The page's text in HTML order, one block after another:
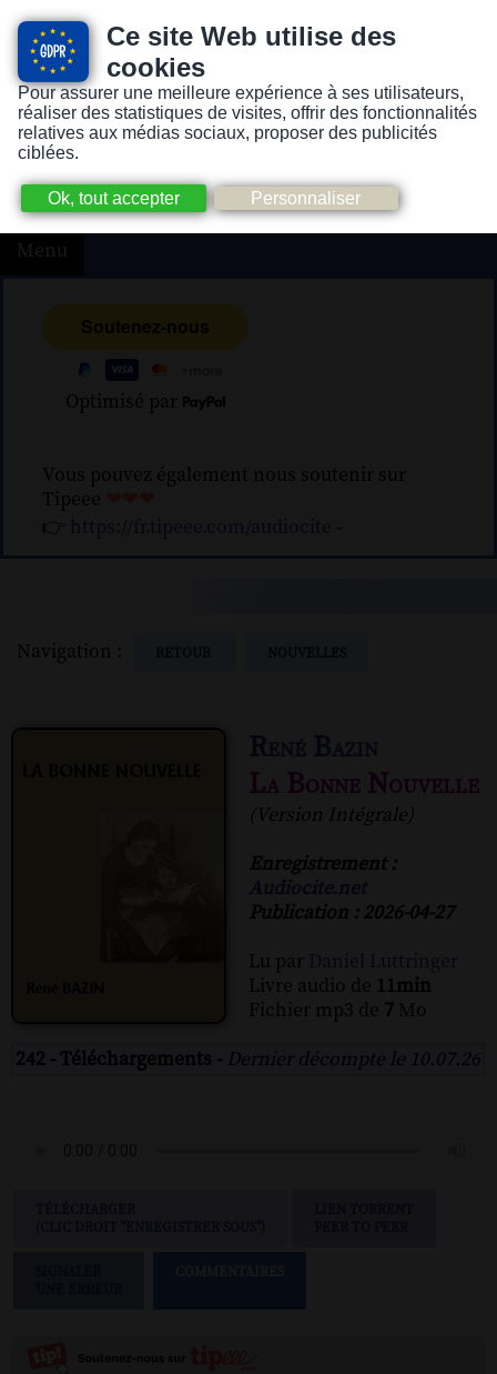
Ce site Web utilise des
cookies
Pour assurer une meilleure expérience à ses utilisateurs,
réaliser des statistiques de visites, offrir des fonctionnalités
relatives aux médias sociaux, proposer des publicités
ciblées.
Version pour personnes mal-voyantes ou non-voyantes
Menu
Optimisé par
Vous pouvez également nous soutenir sur
Tipeee
👉
-
Navigation :
La Bonne Nouvelle
(Version Intégrale)
Enregistrement :
Publication : 2026-04-27
Lu par
Livre audio de 11min
Fichier mp3 de 7 Mo
242 - Téléchargements - Dernier décompte le 10.07.26